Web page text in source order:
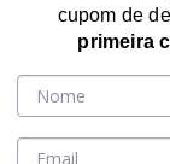
cupom de
primeira